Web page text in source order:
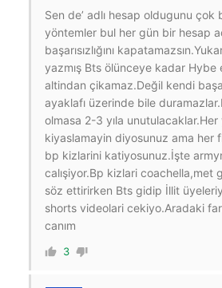
Sen de’ adlı hesap oldugunu çok
yöntemler bul her gün bir hesap
başarısızlığını
yazmış Bts ölünceye kadar Hybe
altindan çikamaz.Değil kendi
ayaklafı üzerinde bile
olmasa 2-3 yıla
kiyaslamayin diyosunuz ama her
bp kizlarini katiyosunuz.İşte
calışiyor.Bp kizlari coachella,met
söz ettirirken Bts gidip İllit
shorts videolari cekiyo.Aradaki
canım
3